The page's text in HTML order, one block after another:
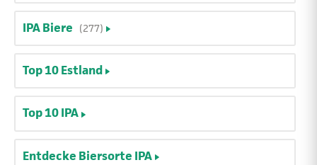
IPA Biere (277)
Top 10 Estland
Top 10 IPA
Entdecke Biersorte IPA